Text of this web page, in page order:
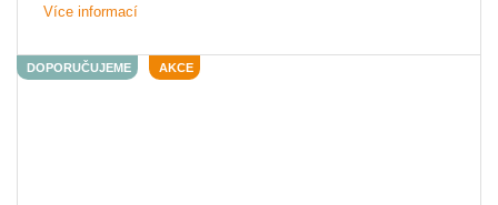
Více informací
DOPORUČUJEME AKCE